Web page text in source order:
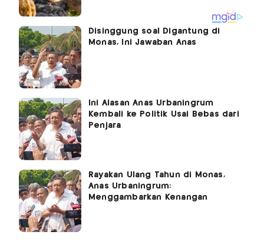
Disinggung soal Digantung di
Monas, Ini Jawaban Anas
Ini Alasan Anas Urbaningrum
Kembali ke Politik Usai Bebas dari
Penjara
Rayakan Ulang Tahun di Monas,
Anas Urbaningrum:
Menggambarkan Kenangan